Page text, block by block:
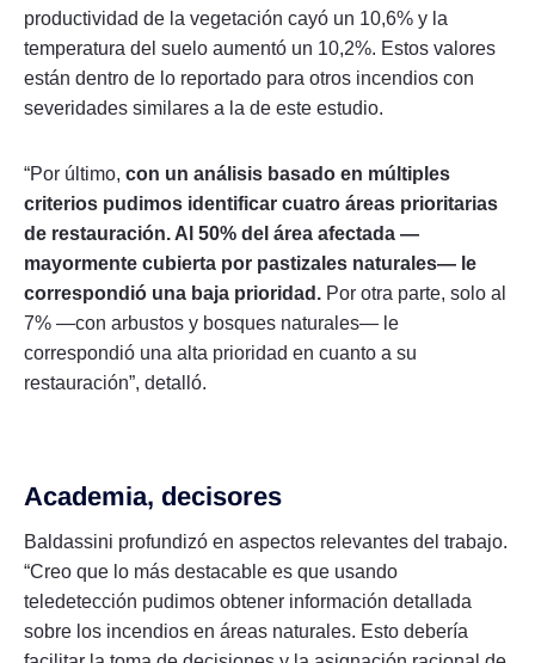
productividad de la vegetación cayó un 10,6% y la
temperatura del suelo aumentó un 10,2%. Estos valores
están dentro de lo reportado para otros incendios con
severidades similares a la de este estudio.
“Por último, con un análisis basado en múltiples
criterios pudimos identificar cuatro áreas prioritarias
de restauración. Al 50% del área afectada —
mayormente cubierta por pastizales naturales— le
correspondió una baja prioridad. Por otra parte, solo al
7% —con arbustos y bosques naturales— le
correspondió una alta prioridad en cuanto a su
restauración”, detalló.
Academia, decisores
Baldassini profundizó en aspectos relevantes del trabajo.
“Creo que lo más destacable es que usando
teledetección pudimos obtener información detallada
sobre los incendios en áreas naturales. Esto debería